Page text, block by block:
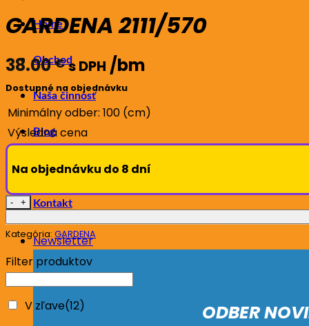
Home
Obchod
Naša činnosť
Blog
O nás
Kontakt
Newsletter
ODBER
GARDENA 2111/570
38.00€ s DPH /bm
Dostupné na objednávku
Minimálny odber: 100 (cm)
Výsledná cena
Na objednávku do 8 dní
množstvo GARDENA 2111/570
Kategória: GARDENA
Filter produktov
V zľave(12)